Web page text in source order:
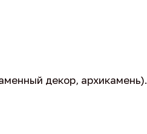
декор, архикамень).